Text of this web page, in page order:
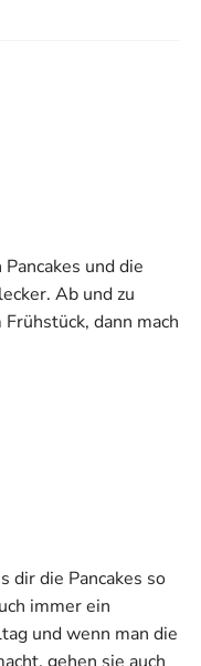
und die
Ab und zu
dann mach
dir die Pancakes so
immer ein
und wenn man die